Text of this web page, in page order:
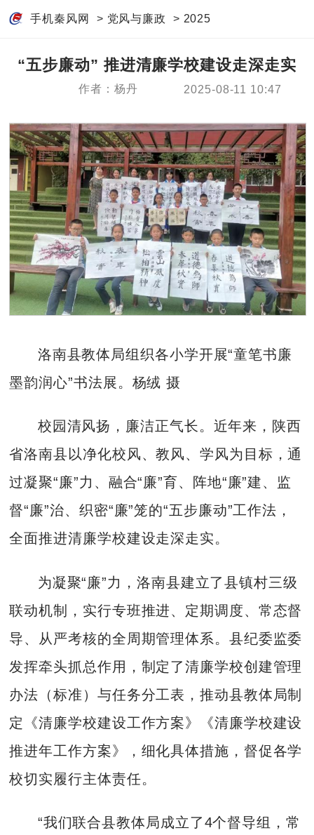
手机秦风网 > 党风与廉政 > 2025
“五步廉动” 推进清廉学校建设走深走实
作者：杨丹 2025-08-11 10:47
洛南县教体局组织各小学开展“童笔书廉
墨韵润心”书法展。杨绒 摄
校园清风扬，廉洁正气长。近年来，陕西
省洛南县以净化校风、教风、学风为目标，通
过凝聚“廉”力、融合“廉”育、阵地“廉”建、监
督“廉”治、织密“廉”笼的“五步廉动”工作法，
全面推进清廉学校建设走深走实。
为凝聚“廉”力，洛南县建立了县镇村三级
联动机制，实行专班推进、定期调度、常态督
导、从严考核的全周期管理体系。县纪委监委
发挥牵头抓总作用，制定了清廉学校创建管理
办法（标准）与任务分工表，推动县教体局制
定《清廉学校建设工作方案》《清廉学校建设
推进年工作方案》，细化具体措施，督促各学
校切实履行主体责任。
“我们联合县教体局成立了4个督导组，常